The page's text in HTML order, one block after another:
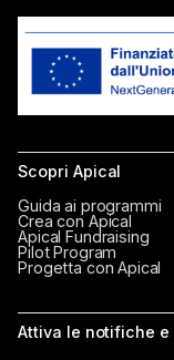
Scopri Apical
Guida ai programmi
Crea con Apical
Apical Fundraising
Pilot Program
Progetta con Apical
Attiva le notifiche